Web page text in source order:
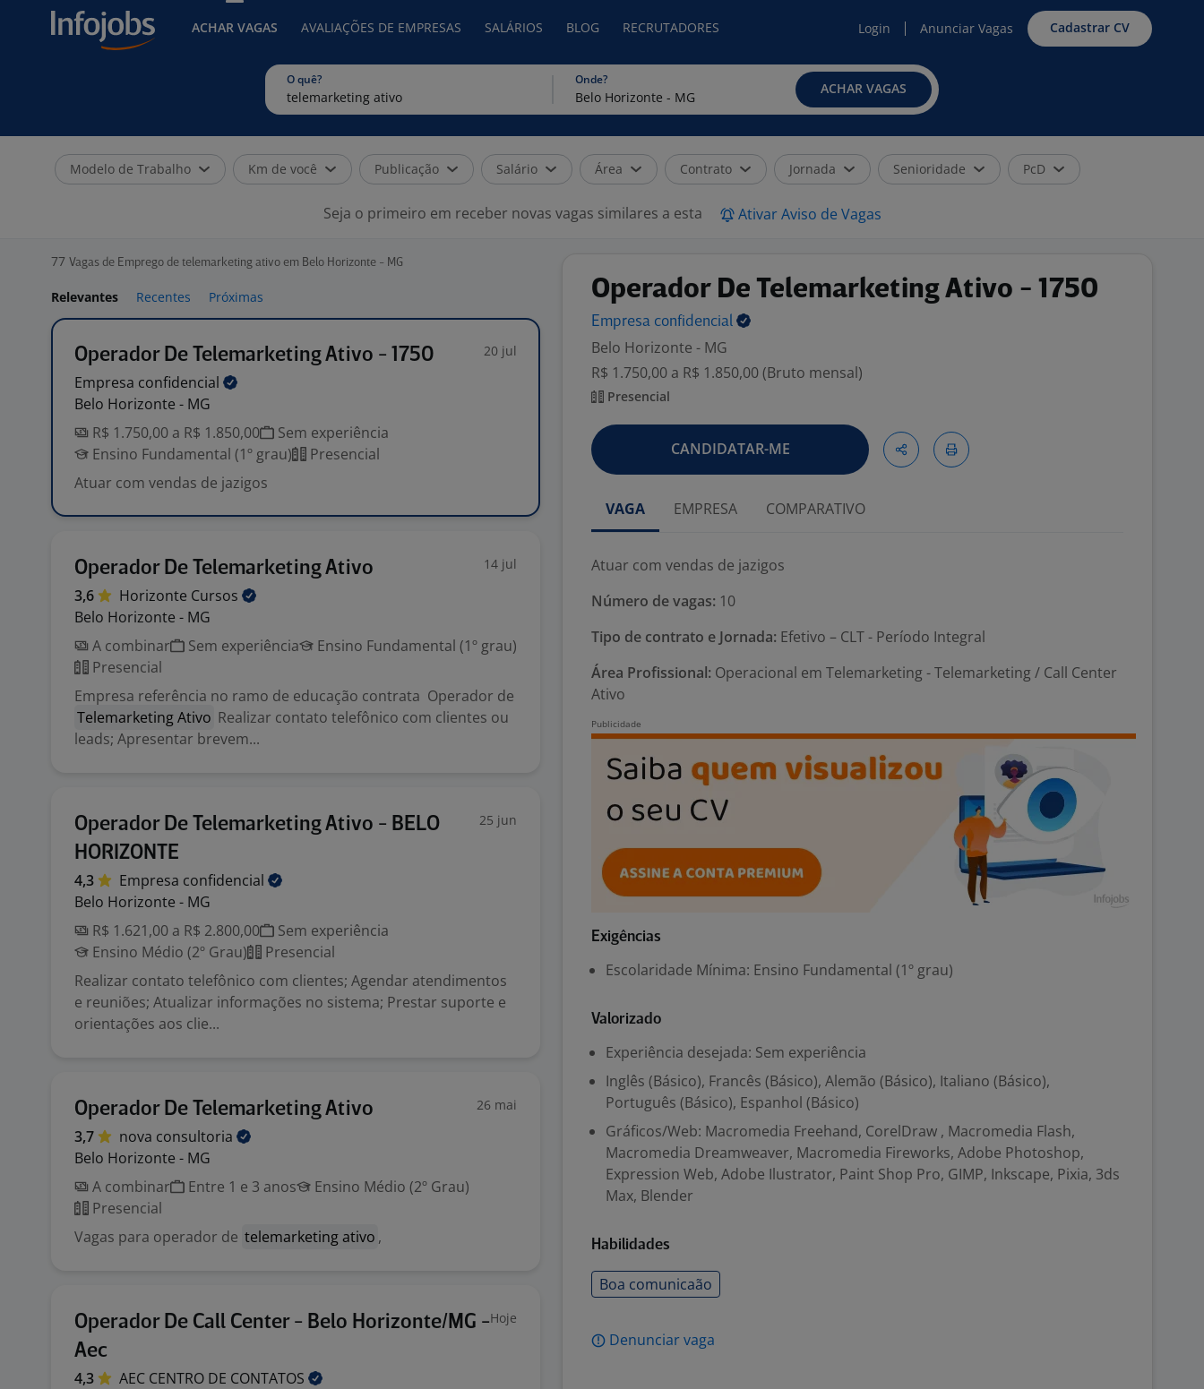
ACHAR VAGAS AVALIAÇÕES DE EMPRESAS SALÁRIOS BLOG RECRUTADORES Login Anunciar Vagas Cadastrar CV
O quê? Onde?
ACHAR VAGAS
Modelo de Trabalho Km de você Publicação Salário Área Contrato Jornada Senioridade PcD
Seja o primeiro em receber novas vagas similares a esta Ativar Aviso de Vagas
77 Vagas de Emprego de telemarketing ativo em Belo Horizonte - MG
Relevantes Recentes Próximas
Operador De Telemarketing Ativo - 1750 20 jul
Empresa confidencial
Belo Horizonte - MG
R$ 1.750,00 a R$ 1.850,00
Sem experiência
Ensino Fundamental (1º grau)
Presencial
Atuar com vendas de jazigos
Operador De Telemarketing Ativo 14 jul
3,6 Horizonte Cursos
Belo Horizonte - MG
A combinar
Sem experiência
Ensino Fundamental (1º grau)
Presencial
Empresa referência no ramo de educação contrata Operador de
Telemarketing Ativo Realizar contato telefônico com clientes ou
leads; Apresentar brevem...
Operador De Telemarketing Ativo - BELO
HORIZONTE
25 jun
4,3 Empresa confidencial
Belo Horizonte - MG
R$ 1.621,00 a R$ 2.800,00
Sem experiência
Ensino Médio (2º Grau)
Presencial
Realizar contato telefônico com clientes; Agendar atendimentos
e reuniões; Atualizar informações no sistema; Prestar suporte e
orientações aos clie...
Operador De Telemarketing Ativo 26 mai
3,7 nova consultoria
Belo Horizonte - MG
A combinar
Entre 1 e 3 anos
Ensino Médio (2º Grau)
Presencial
Vagas para operador de telemarketing ativo ,
Operador De Call Center - Belo Horizonte/MG -
Aec
Hoje
4,3 AEC CENTRO DE CONTATOS
Operador De Telemarketing Ativo - 1750
Empresa confidencial
Belo Horizonte - MG
R$ 1.750,00 a R$ 1.850,00 (Bruto mensal)
Presencial
CANDIDATAR-ME
VAGA EMPRESA COMPARATIVO
Atuar com vendas de jazigos
Número de vagas: 10
Tipo de contrato e Jornada: Efetivo – CLT - Período Integral
Área Profissional: Operacional em Telemarketing - Telemarketing / Call Center
Ativo
Exigências
Escolaridade Mínima: Ensino Fundamental (1º grau)
Valorizado
Experiência desejada: Sem experiência
Inglês (Básico), Francês (Básico), Alemão (Básico), Italiano (Básico),
Português (Básico), Espanhol (Básico)
Gráficos/Web: Macromedia Freehand, CorelDraw , Macromedia Flash,
Macromedia Dreamweaver, Macromedia Fireworks, Adobe Photoshop,
Expression Web, Adobe Ilustrator, Paint Shop Pro, GIMP, Inkscape, Pixia, 3ds
Max, Blender
Habilidades
Boa comunicaão
Denunciar vaga